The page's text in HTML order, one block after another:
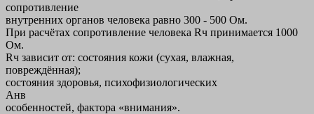
сопротивление
внутренних органов человека равно 300 - 500 Ом.
При расчётах сопротивление человека Rч принимается 1000
Ом.
Rч зависит от: состояния кожи (сухая, влажная,
повреждённая);
состояния здоровья, психофизиологических
Анв
особенностей, фактора «внимания».